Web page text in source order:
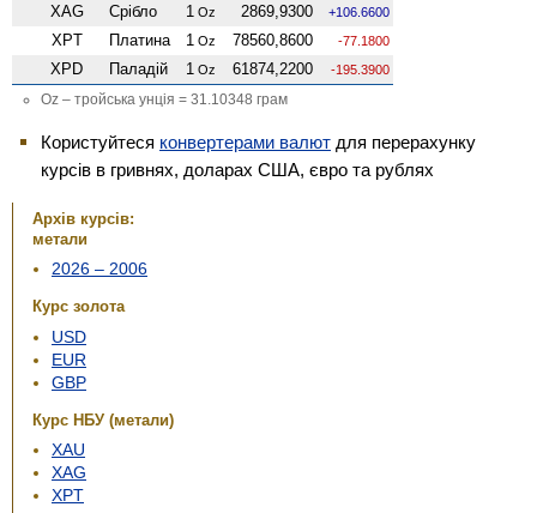
XAG Срібло 1 Oz 2869,9300 +106.6600
XPT Платина 1 Oz 78560,8600 -77.1800
XPD Паладій 1 Oz 61874,2200 -195.3900
Oz – тройська унція = 31.10348 грам
Користуйтеся конвертерами валют для перерахунку
курсів в гривнях, доларах США, євро та рублях
Архів курсів:
метали
2026 – 2006
Курс золота
USD
EUR
GBP
Курс НБУ (метали)
XAU
XAG
XPT